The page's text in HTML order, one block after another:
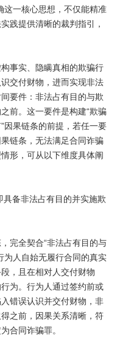
这一核心思想，不仅能精准
践提供清晰的裁判指引，
事实、隐瞒真相的欺骗行
交付财物，进而实现非法
要件：非法占有目的与欺
前。这一要件是构建“欺骗
果链条的前提，若任一要
链条，无法满足合同诈骗
形，可从以下维度具体阐
备非法占有目的并实施欺
全契合“非法占有目的与
为人自始无履行合同的真实
，且在相对人交付财物
为。行为人通过签约前或
错误认识并交付财物，非
之前，因果关系清晰，符
合同诈骗罪。